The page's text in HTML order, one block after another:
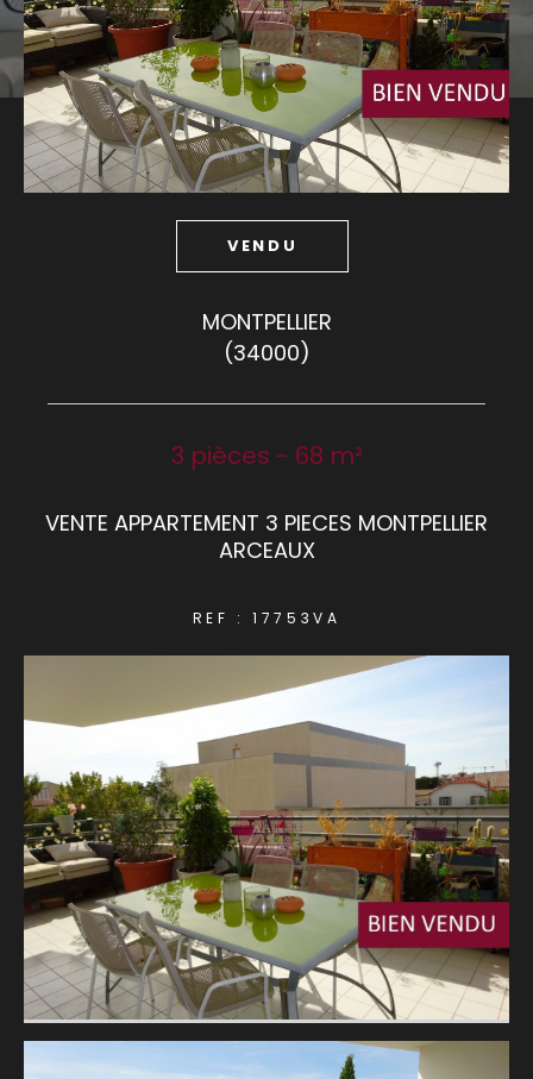
VENDU
MONTPELLIER
(34000)
3 pièces - 68 m²
VENTE APPARTEMENT 3 PIECES MONTPELLIER
ARCEAUX
REF : 17753VA
Budget
Budget
Surface
Surface
Pièces
Pièces
AFFINER LES CRITÈRES
RECHERCHER